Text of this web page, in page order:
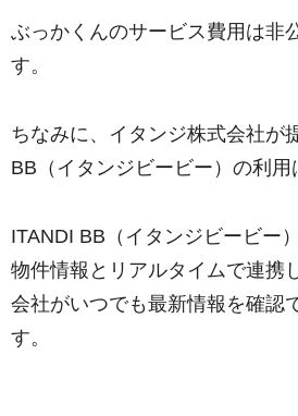
ぶっかくんのサービス費用は非
す。
ちなみに、イタンジ株式会社が
BB（イタンジビービー）の利用
ITANDI BB（イタンジビービー
物件情報とリアルタイムで連携
会社がいつでも最新情報を確認
す。